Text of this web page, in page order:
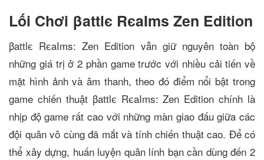
Lối Chơi βattlє RєaIms Zen Edition
βattlє RєaIms: Zen Edition vẫn giữ nguyên toàn bộ
những giá trị ở 2 phần game trước với nhiều cải tiến về
mặt hình ảnh và âm thanh, theo đó điểm nổi bật trong
game chiến thuật βattlє RєaIms: Zen Edition chính là
nhịp độ game rất cao với những màn giao đấu giữa các
đội quân vô cùng đã mắt và tính chiến thuật cao. Để có
thể xây dựng, huấn luyện quân lính bạn cần dùng đến 2